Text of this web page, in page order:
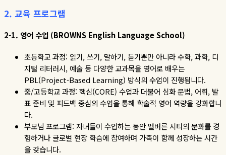
2. 교육 프로그램
2-1. 영어수업 (BROWNS English Language School)
초등학교 과정: 읽기, 쓰기, 말하기, 듣기뿐만 아니라 수학, 과학, 디
지털 리터러시, 예술 등 다양한 교과목을 영어로 배우는
PBL(Project-Based Learning) 방식의 수업이 진행됩니다.
중/고등학교 과정: 핵심(CORE) 수업과 더불어 심화 문법, 어휘, 발
표 준비 및 피드백 중심의 수업을 통해 학술적 영어 역량을 강화합니
다.
부모님 프로그램: 자녀들이 수업하는 동안 멜버른 시티의 문화를 경
험하거나 글로벌 현장 학습에 참여하며 가족이 함께 성장하는 시간
을 갖습니다.